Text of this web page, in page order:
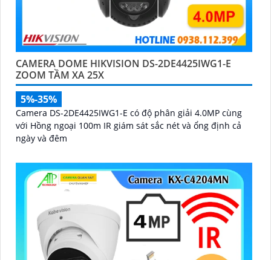
CAMERA DOME HIKVISION DS-2DE4425IWG1-E
ZOOM TẦM XA 25X
5%-35%
Camera DS-2DE4425IWG1-E có độ phân giải 4.0MP cùng
với Hồng ngoại 100m IR giám sát sắc nét và ổng định cả
ngày và đêm